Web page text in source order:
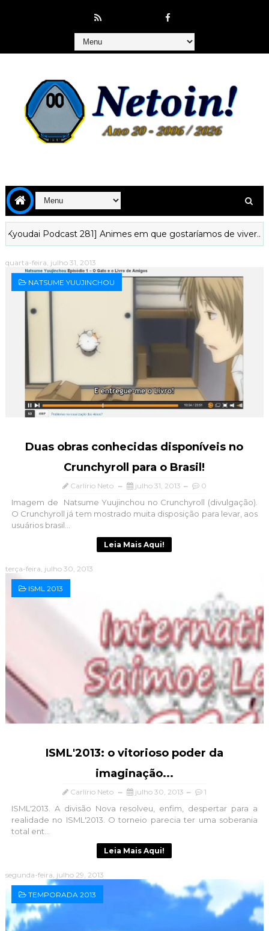
Podcast 281] Animes em que gostaríamos de viver...
quarta-feira, julho 31, 2013
NATSUME YUUJINCHOU
Duas obras conhecidas disponíveis no
Crunchyroll para o Brasil!
Carlírio Neto julho 31, 2013 0
Imagem de Natsume Yuujinchou no Crunchyroll (divulgação).
O Crunchyroll já tem mostrado muita disposição para levar, aos
usuários brasil...
Leia Mais Aqui!
terça-feira, julho 30, 2013
ISML 2013
ISML'2013: o vitorioso poder da
imaginação...
Carlírio Neto julho 30, 2013 1
ISML'2013. A divisão Nova resolveu, enfim, despertar para a
realidade no ISML'2013. O torneio parecia ter uma soberania
total ent...
Leia Mais Aqui!
segunda-feira, julho 29, 2013
TEMPORADA 2013